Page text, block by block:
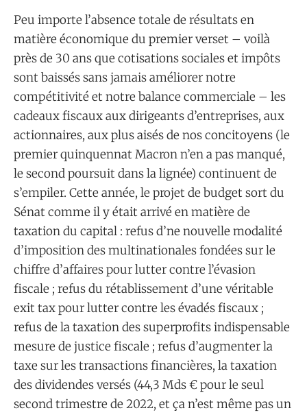
Peu importe l’absence totale de résultats en
matière économique du premier verset – voilà
près de 30 ans que cotisations sociales et impôts
sont baissés sans jamais améliorer notre
compétitivité et notre balance commerciale – les
cadeaux fiscaux aux dirigeants d’entreprises, aux
actionnaires, aux plus aisés de nos concitoyens (le
premier quinquennat Macron n’en a pas manqué,
le second poursuit dans la lignée) continuent de
s’empiler. Cette année, le projet de budget sort du
Sénat comme il y était arrivé en matière de
taxation du capital : refus d’ne nouvelle modalité
d’imposition des multinationales fondées sur le
chiffre d’affaires pour lutter contre l’évasion
fiscale ; refus du rétablissement d’une véritable
exit tax pour lutter contre les évadés fiscaux ;
refus de la taxation des superprofits indispensable
mesure de justice fiscale ; refus d’augmenter la
taxe sur les transactions financières, la taxation
des dividendes versés (44,3 Mds € pour le seul
second trimestre de 2022, et ça n’est même pas un